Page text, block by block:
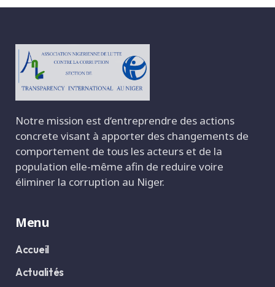
Notre mission est d‘entreprendre des actions
concrete visant à apporter des changements de
comportement de tous les acteurs et de la
population elle-même afin de reduire voire
éliminer la corruption au Niger.
Menu
Accueil
Actualités